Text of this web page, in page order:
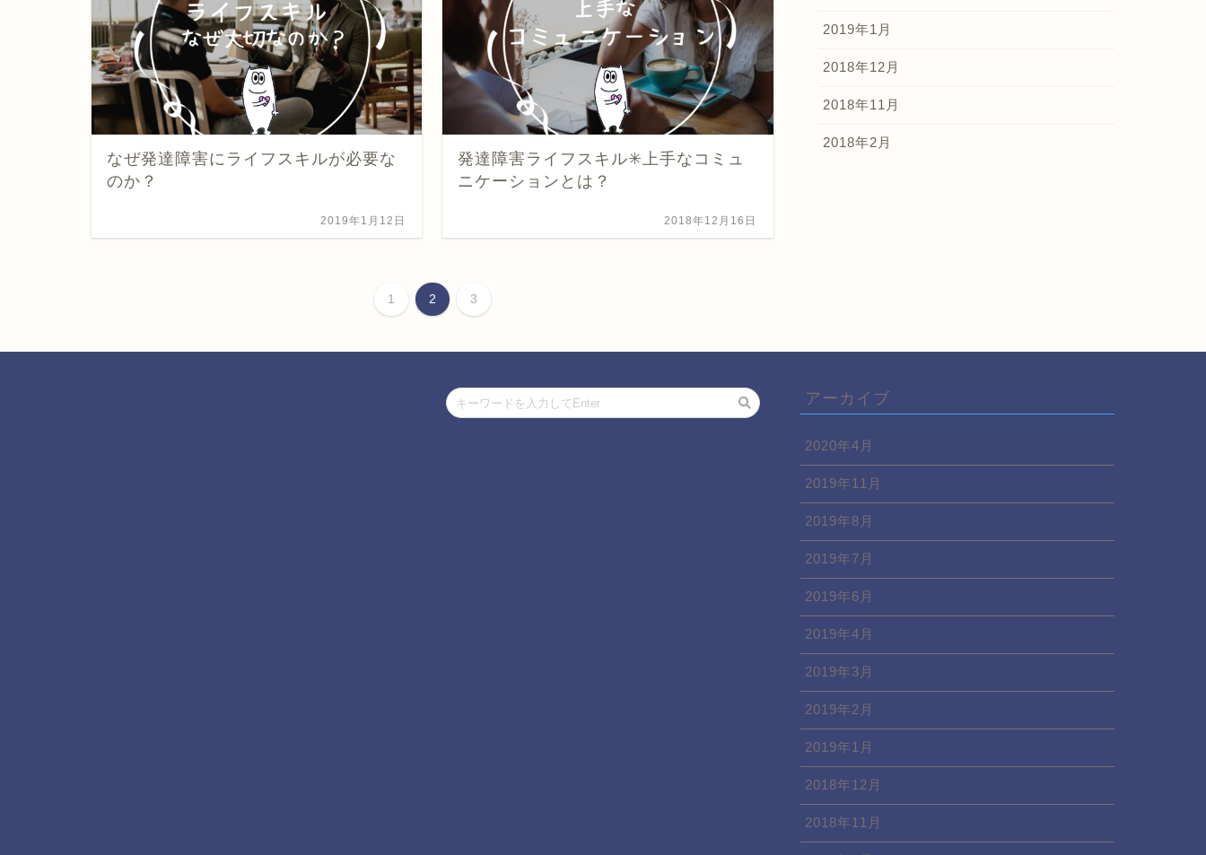
なぜ発達障害にライフスキルが必要な
のか？
2019年1月12日
発達障害ライフスキル✳︎上手なコミュ
ニケーションとは？
2018年12月16日
1 2 3
2019年1月
2018年12月
2018年11月
2018年2月
アーカイブ
2020年4月
2019年11月
2019年8月
2019年7月
2019年6月
2019年4月
2019年3月
2019年2月
2019年1月
2018年12月
2018年11月